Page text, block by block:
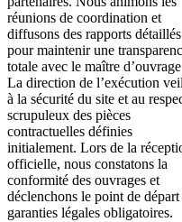
réunions de coordination et
diffusons des rapports détaillés
pour maintenir une
totale avec le maître
La direction de l’exécution
à la sécurité du site et au
scrupuleux des pièces
contractuelles définies
initialement. Lors de la
officielle, nous constatons la
conformité des ouvrages et
déclenchons le point de départ
garanties légales obligatoires.